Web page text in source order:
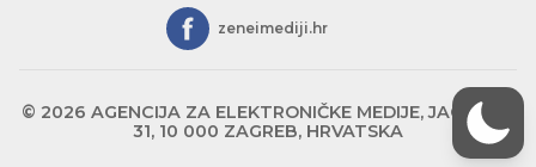
zeneimediji.hr
© 2026 AGENCIJA ZA ELEKTRONIČKE MEDIJE, JAGIĆEVA
31, 10 000 ZAGREB, HRVATSKA